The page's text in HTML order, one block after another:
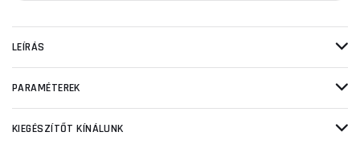
LEÍRÁS
PARAMÉTEREK
KIEGÉSZÍTŐT KÍNÁLUNK